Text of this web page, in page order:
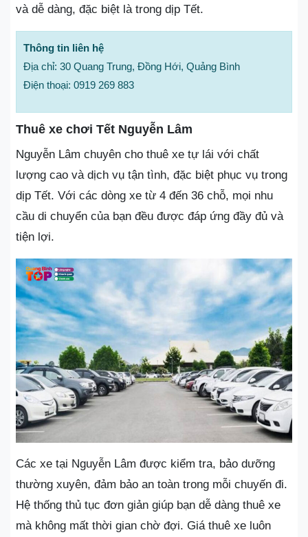
và dễ dàng, đặc biệt là trong dịp Tết.
Thông tin liên hệ
Địa chỉ: 30 Quang Trung, Đồng Hới, Quảng Bình
Điện thoại: 0919 269 883
Thuê xe chơi Tết Nguyễn Lâm
Nguyễn Lâm chuyên cho thuê xe tự lái với chất
lượng cao và dịch vụ tận tình, đặc biệt phục vụ trong
dịp Tết. Với các dòng xe từ 4 đến 36 chỗ, mọi nhu
cầu di chuyển của bạn đều được đáp ứng đầy đủ và
tiện lợi.
Các xe tại Nguyễn Lâm được kiểm tra, bảo dưỡng
thường xuyên, đảm bảo an toàn trong mỗi chuyến đi.
Hệ thống thủ tục đơn giản giúp bạn dễ dàng thuê xe
mà không mất thời gian chờ đợi. Giá thuê xe luôn